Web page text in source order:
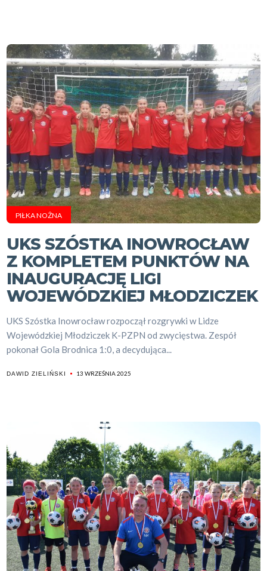
PIŁKA NOŻNA
UKS SZÓSTKA INOWROCŁAW
Z KOMPLETEM PUNKTÓW NA
INAUGURACJĘ LIGI
WOJEWÓDZKIEJ MŁODZICZEK
UKS Szóstka Inowrocław rozpoczął rozgrywki w Lidze
Wojewódzkiej Młodziczek K-PZPN od zwycięstwa. Zespół
pokonał Gola Brodnica 1:0, a decydująca...
DAWID ZIELIŃSKI 13 WRZEŚNIA 2025